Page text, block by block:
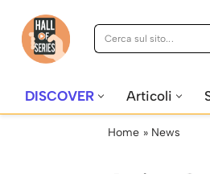
Vai
DISCOVER Articoli
Home » News